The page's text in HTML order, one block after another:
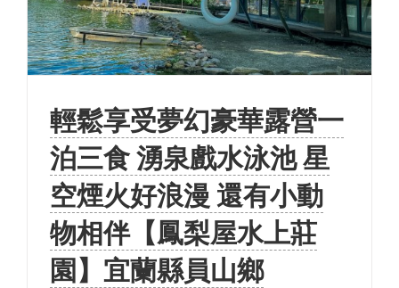
輕鬆享受夢幻豪華露營一
泊三食 湧泉戲水泳池 星
空煙火好浪漫 還有小動
物相伴【鳳梨屋水上莊
園】宜蘭縣員山鄉